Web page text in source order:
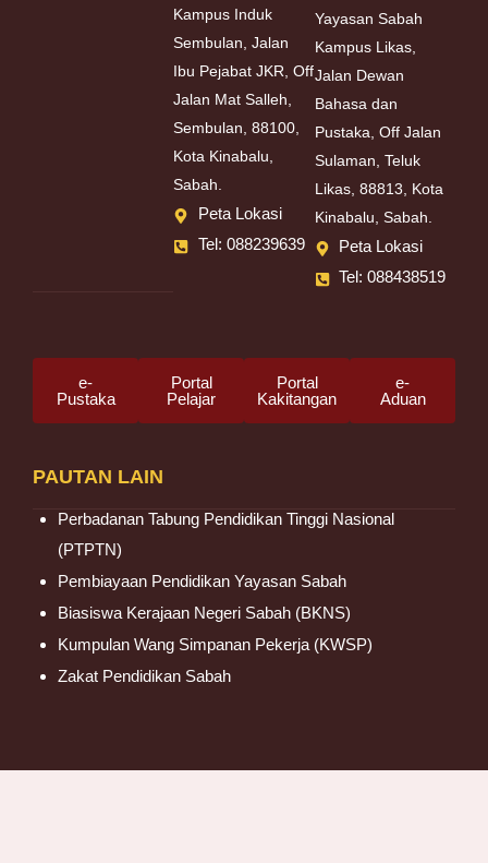
PAUTAN LAIN
Perbadanan Tabung Pendidikan Tinggi Nasional
(PTPTN)
Pembiayaan Pendidikan Yayasan Sabah
Biasiswa Kerajaan Negeri Sabah (BKNS)
Kumpulan Wang Simpanan Pekerja (KWSP)
Zakat Pendidikan Sabah
Kampus Induk
Sembulan, Jalan
Ibu Pejabat JKR, Off
Jalan Mat Salleh,
Sembulan, 88100,
Kota Kinabalu,
Sabah.
Peta Lokasi
Tel: 088239639
Yayasan Sabah
Kampus Likas,
Jalan Dewan
Bahasa dan
Pustaka, Off Jalan
Sulaman, Teluk
Likas, 88813, Kota
Kinabalu, Sabah.
Peta Lokasi
Tel: 088438519
e-
Pustaka
Portal
Pelajar
Portal
Kakitangan
e-
Aduan